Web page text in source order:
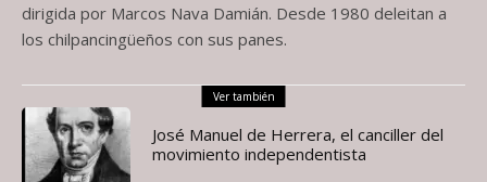
dirigida por Marcos Nava Damián. Desde 1980 deleitan a
los chilpancingüeños con sus panes.
Ver también
José Manuel de Herrera, el canciller del
movimiento independentista